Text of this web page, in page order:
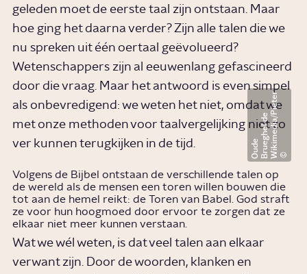
geleden moet de eerste taal zijn ontstaan. Maar
hoe ging het daarna verder? Zijn alle talen die we
nu spreken uit één oertaal geëvolueerd?
Wetenschappers zijn al eeuwenlang gefascineerd
door die vraag. Maar het antwoord is even simpel
als onbevredigend: we weten het niet, omdat we
met onze methoden voor taalvergelijking niet zo
ver kunnen terugkijken in de tijd.
W
i
k
i
m
e
d
i
a
/
P
i
e
t
e
r
B
r
u
e
g
h
e
l
d
eO
u
d
e
Volgens de Bijbel ontstaan de verschillende talen op
de wereld als de mensen een toren willen bouwen die
tot aan de hemel reikt: de Toren van Babel. God straft
ze voor hun hoogmoed door ervoor te zorgen dat ze
elkaar niet meer kunnen verstaan.
Wat we wél weten, is dat veel talen aan elkaar
verwant zijn. Door de woorden, klanken en